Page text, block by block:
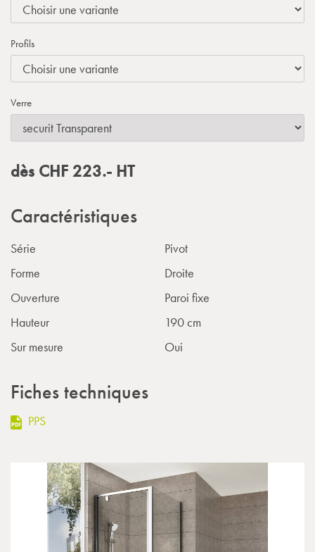
Profils
Verre
dès CHF223.- HT
Caractéristiques
Série
Pivot
Forme
Droite
Ouverture
Paroi fixe
Hauteur
190 cm
Sur mesure
Oui
Fiches techniques
PPS